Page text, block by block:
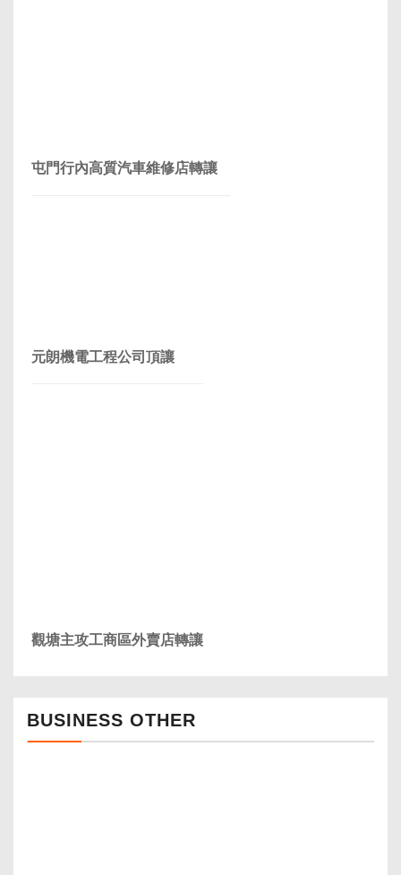
屯門行內高質汽車維修店轉讓
元朗機電工程公司頂讓
觀塘主攻工商區外賣店轉讓
BUSINESS OTHER